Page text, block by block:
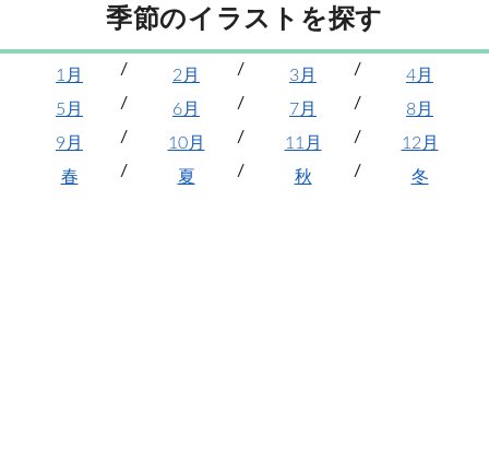
季節のイラストを探す
1月 2月 3月
4月
5月
6月 7月
8月
9月
10月 11月
12月
春
夏 秋 冬